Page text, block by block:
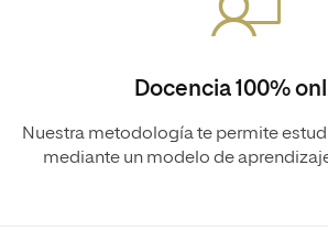
Docencia 100%
Nuestra metodología te permite
mediante un modelo de